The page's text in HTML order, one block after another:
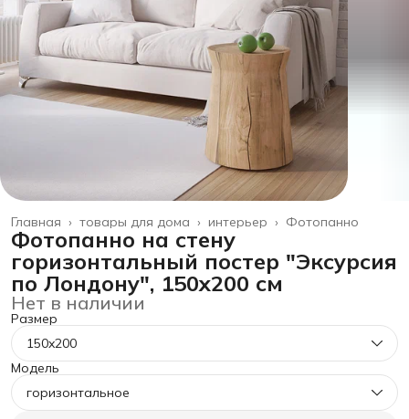
Фотопанно
интерьер ›
товары для дома ›
Главная ›
Фотопанно на стену
горизонтальный постер "Эксурсия
по Лондону", 150x200 см
Нет в наличии
Размер
150x200
Модель
горизонтальное